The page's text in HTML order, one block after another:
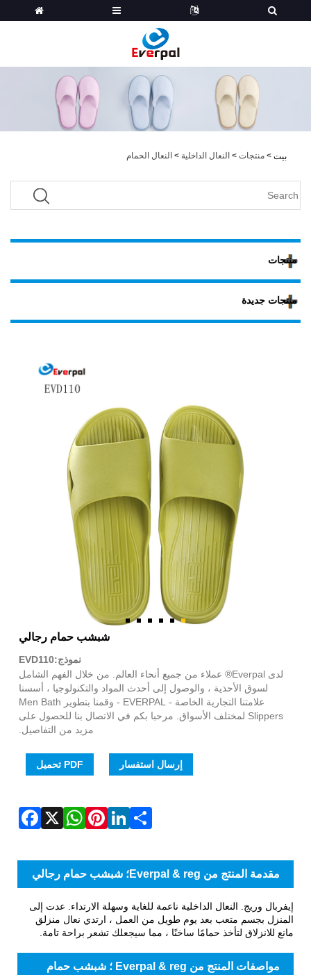
بيت > منتجات > النعال الداخلية > النعال الحمام
منتجات
منتجات جديدة
شبشب حمام رجالي
نموذج:EVD110
لدى Everpal® عملاء من جميع أنحاء العالم. من خلال الفهم الشامل
لسوق الأحذية ، والوصول إلى أحدث المواد والتكنولوجيا ، أسسنا
علامتنا التجارية الخاصة - EVERPAL - وقمنا بتطوير Men Bath
Slippers لمختلف الأسواق. مرحبا بكم في الاتصال بنا للحصول على
مزيد من التفاصيل.
إرسال استفسار PDF تحميل
مقدمة المنتج من Everpal & reg؛ شبشب حمام رجالي
إيفربال وريج. النعال الداخلية ناعمة للغاية وسهلة الارتداء. عدت إلى
المنزل بجسم متعب بعد يوم طويل من العمل ، ارتدي نعال منزلق
مانع للانزلاق لتأخذ حمامًا ساخنًا ، مما سيجعلك تشعر براحة تامة.
مواصفات المنتج من Everpal & reg ؛ شبشب حمام